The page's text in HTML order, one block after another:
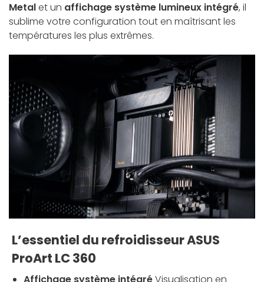
Metalet un affichage système lumineux intégré, il
sublime votre configuration tout en maîtrisant les
températures les plus extrêmes.
L’essentiel du refroidisseur ASUS
ProArt LC 360
Affichage système intégréVisualisation en